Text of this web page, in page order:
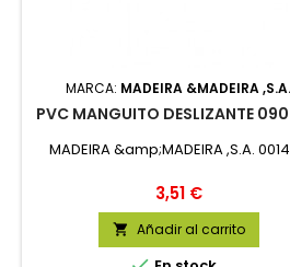
MARCA: MADEIRA &MADEIRA ,S.A.
PVC MANGUITO DESLIZANTE
MADEIRA &amp;MADEIRA ,S.A.
Precio
3,51 €
 Añadir al carrito